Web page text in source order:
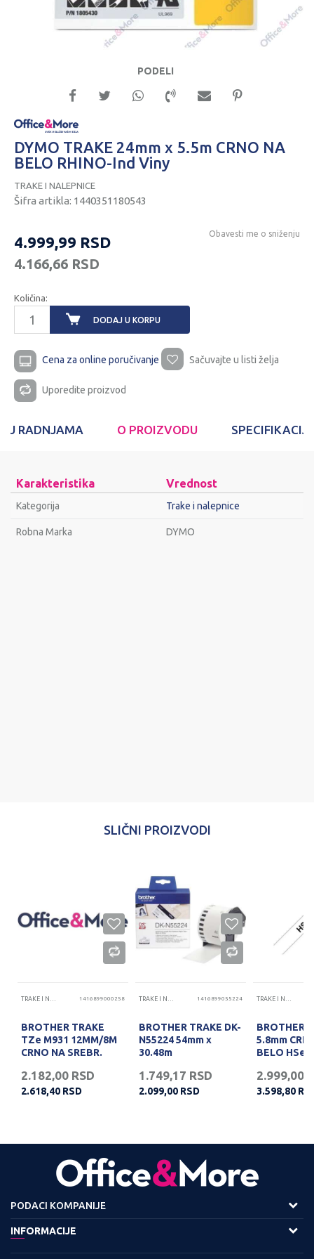
PODELI
DYMO TRAKE 24mm x 5.5m CRNO NA
BELO RHINO-Ind Viny
TRAKE I NALEPNICE
Šifra artikla: 1440351180543
4.999,99 RSD
4.166,66 RSD
Obavesti me o sniženju
Količina:
DODAJ U KORPU
Cena za online poručivanje Sačuvajte u listi želja
Uporedite proizvod
U RADNJAMA O PROIZVODU
Karakteristika Vrednost
Kategorija Trake i nalepnice
Robna Marka DYMO
SLIČNI PROIZVODI
1416899000258
BROTHER TRAKE
TZe M931 12MM/8M
CRNO NA SREBR.
2.182,00 RSD
2.618,40 RSD
1416899055224
BROTHER TRAKE DK-
N55224 54mm x
30.48m
1.749,17 RSD
2.099,00 RSD
BROTHER
5.8mm
BELO HSe-
2.999,00
3.598,80
PODACI KOMPANIJE
Adresa :
INFORMACIJE